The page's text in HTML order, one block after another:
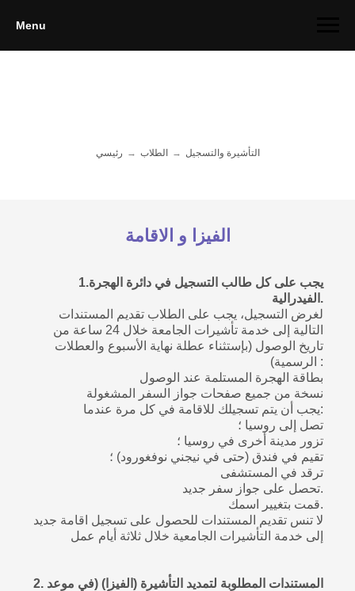
Menu
رئيسي → الطلاب → التأشيرة والتسجيل
الفيزا و الاقامة
1.يجب على كل طالب التسجيل في دائرة الهجرة
الفيدرالية.
لغرض التسجيل، يجب على الطلاب تقديم المستندات
التالية إلى خدمة تأشيرات الجامعة خلال 24 ساعة من
تاريخ الوصول (بإستثناء عطلة نهاية الأسبوع والعطلات
الرسمية) :
بطاقة الهجرة المستلمة عند الوصول
نسخة من جميع صفحات جواز السفر المشغولة
يجب أن يتم تسجيلك للاقامة في كل مرة عندما:
تصل إلى روسيا ؛
تزور مدينة أخرى في روسيا ؛
تقيم في فندق (حتى في نيجني نوفغورود) ؛
ترقد في المستشفى
تحصل على جواز سفر جديد.
قمت بتغيير اسمك.
لا تنس تقديم المستندات للحصول على تسجيل اقامة جديد
إلى خدمة التأشيرات الجامعية خلال ثلاثة أيام عمل
2. المستندات المطلوبة لتمديد التأشيرة (الفيزا) (في موعد